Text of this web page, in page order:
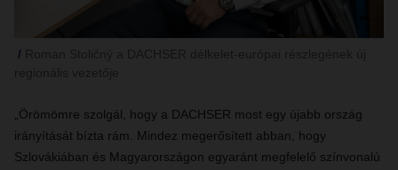
„Örömömre szolgál, hogy a DACHSER most egy újabb ország
irányítását bízta rám. Mindez megerősített abban, hogy
Szlovákiában és Magyarországon egyaránt megfelelő színvonalú